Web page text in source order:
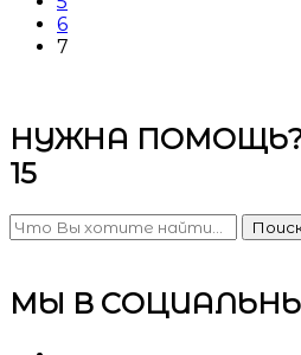
6
7
НУЖНА ПОМОЩЬ?
15
МЫ В